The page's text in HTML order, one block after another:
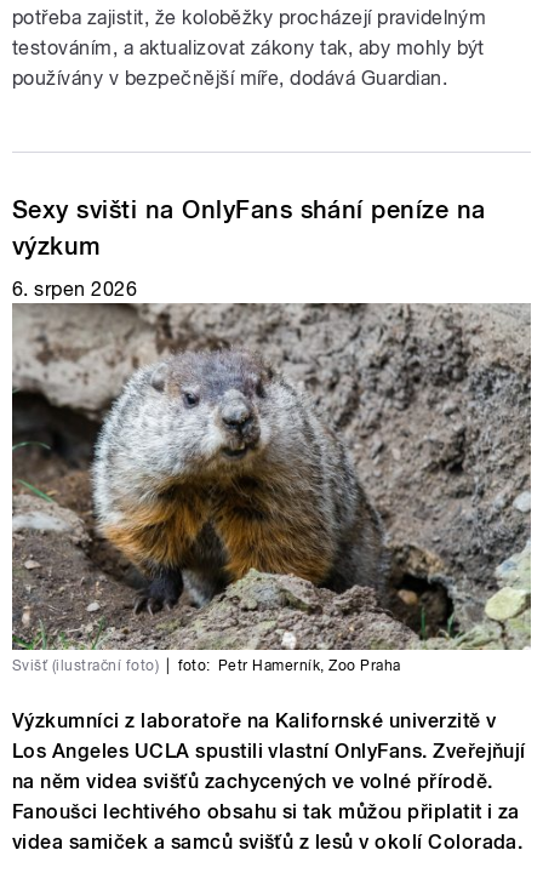
potřeba zajistit, že koloběžky procházejí pravidelným
testováním, a aktualizovat zákony tak, aby mohly být
používány v bezpečnější míře, dodává Guardian.
Sexy svišti na OnlyFans shání peníze na
výzkum
6. srpen 2026
Svišť (ilustrační foto) foto: Petr Hamerník ,Zoo Praha
Výzkumníci z laboratoře na Kalifornské univerzitě v
Los Angeles UCLA spustili vlastní OnlyFans. Zveřejňují
na něm videa svišťů zachycených ve volné přírodě.
Fanoušci lechtivého obsahu si tak můžou připlatit i za
videa samiček a samců svišťů z lesů v okolí Colorada.